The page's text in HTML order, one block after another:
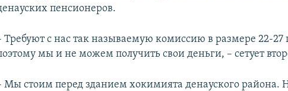
пенсионеров.
Требуют с нас так называемую комиссию в размере 22-27
мы и не можем получить свои деньги, – сетует
Мы стоим перед зданием хокимията денауского района.